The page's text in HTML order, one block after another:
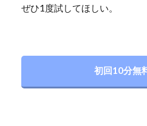
ぜひ1度試してほしい。
初回10分無